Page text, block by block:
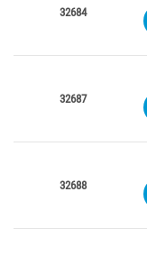
32684
32687
32688